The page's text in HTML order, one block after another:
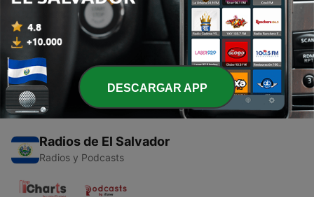
1 -
Oración de Alabanza y Sanación. Pbro. Danny
Medina
30 ago. 2020
Radios de El Salvador
Radios y Podcasts
DESCARGAR APP